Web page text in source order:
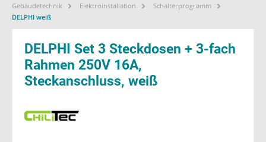
Gebäudetechnik Elektroinstallation
Schalterprogramm
DELPHI weiß
DELPHI Set 3 Steckdosen + 3-fach
Rahmen 250V 16A,
Steckanschluss, weiß